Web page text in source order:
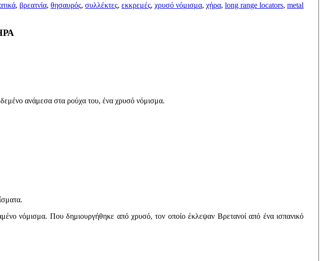
, βρεατνία, θησαυρός, συλλέκτες, εκκρεμές, χρυσό νόμισμα, χήρα, long range locators, metal
ανάμεσα στα ρούχα του, ένα χρυσό νόμισμα.
νόμισμα. Που δημιουργήθηκε από χρυσό, τον οποίο έκλεψαν Βρετανοί από ένα ισπανικό